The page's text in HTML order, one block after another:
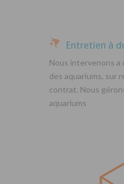
Entretien à
Nous intervenons a
des aquariums, sur
contrat. Nous
aquariums